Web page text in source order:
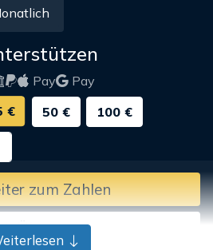
Pay
Pay
€ 50 € 100 €
zum Zahlen
Überweisung